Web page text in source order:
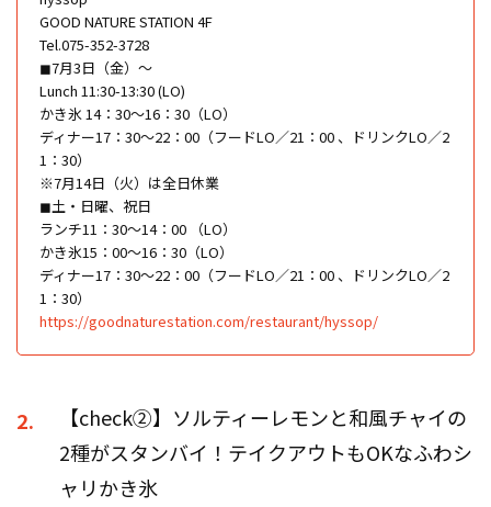
GOOD NATURE STATION 4F
Tel.075-352-3728
◼︎7月3日（金）〜
Lunch 11:30-13:30 (LO)
かき氷 14：30～16：30（LO）
ディナー17：30～22：00（フードLO／21：00 、ドリンクLO／2
1：30）
※7月14日（火）は全日休業
◼︎土・日曜、祝日
ランチ11：30～14：00 （LO）
かき氷15：00～16：30（LO）
ディナー17：30～22：00（フードLO／21：00 、ドリンクLO／2
1：30）
https://goodnaturestation.com/restaurant/hyssop/
2.
【check②】ソルティーレモンと和風チャイの
2種がスタンバイ！テイクアウトもOKなふわシ
ャリかき氷